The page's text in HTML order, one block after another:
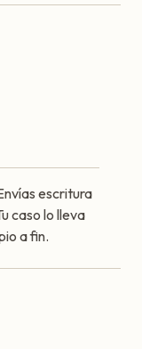
escritura
caso lo lleva
a fin.